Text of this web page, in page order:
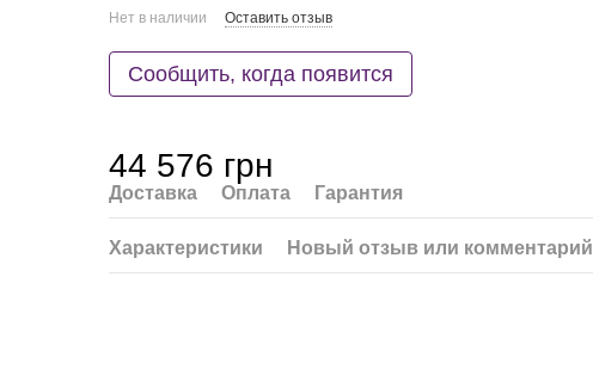
Нет в наличии Оставить отзыв
Сообщить, когда появится
44 576 грн
Доставка Оплата Гарантия
Характеристики Новый отзыв или комментарий